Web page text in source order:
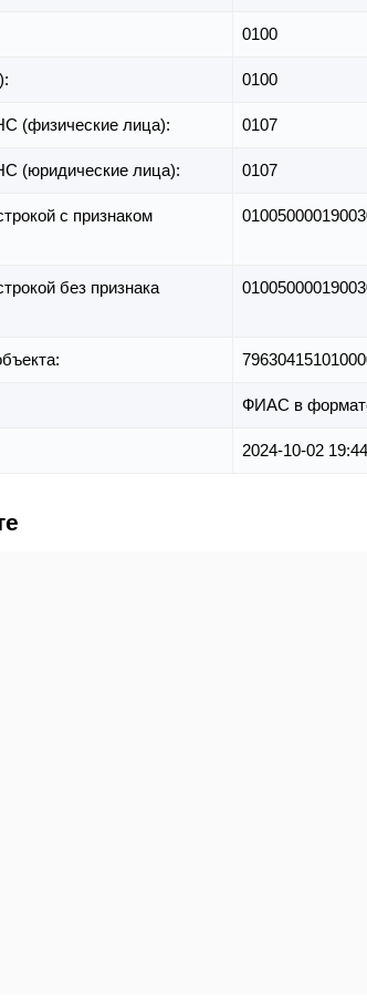
0100
0100
(физические лица): 0107
(юридические лица): 0107
с признаком
без признака
ФИАС в
2024-10-02